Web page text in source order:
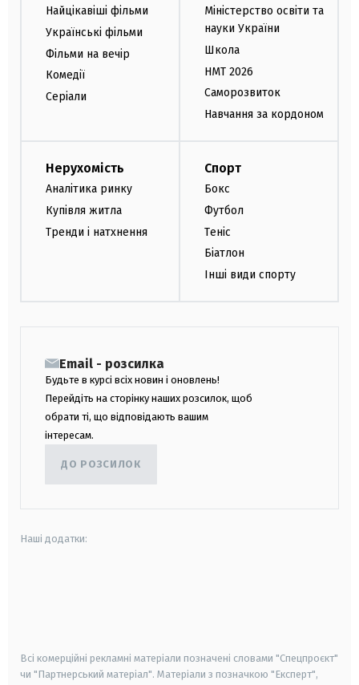
Найцікавіші фільми
Українські фільми
Фільми на вечір
Комедії
Серіали
Міністерство освіти та
науки України
Школа
НМТ 2026
Саморозвиток
Навчання за кордоном
Нерухомість
Аналітика ринку
Купівля житла
Тренди і натхнення
Спорт
Бокс
Футбол
Теніс
Біатлон
Інші види спорту
Email - розсилка
Будьте в курсі всіх новин і оновлень!
Перейдіть на сторінку наших розсилок, щоб
обрати ті, що відповідають вашим
інтересам.
ДО РОЗСИЛОК
Наші додатки:
Всі комерційні рекламні матеріали позначені словами "Спецпроєкт"
чи "Партнерський матеріал". Матеріали з позначкою "Експерт",